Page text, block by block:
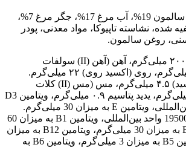
مرغ 40%، سالمون 19%، آب مرغ 17%، جگر مرغ 7%،
شده، نشاسته تاپیوکا، مواد معدنی، پودر
روغن سالمون.
تورین ۲۰۰۰ میلی‌گرم، آهن (آهن (II) سولفات
مونوهیدرات) ۱۷.۵ میلی‌گرم، روی (اکسید روی) ۲۲ میلی‌گرم.
منگنز (منگنز (II) اکسید) ۴.۵ میلی‌گرم، مس (مس (II) کلات
گلیسین هیدرات) ۳ میلی‌گرم، یدید پتاسیم ۰.۹ میلی‌گرم، ویتامین D3
به میزان 390 واحد بین‌المللی، ویتامین E به میزان 30 میلی‌گرم.
ویتامین A به میزان 19500 واحد بین‌المللی، ویتامین B1 به میزان 60
میلی‌گرم. ویتامین B3 به میزان 30 میلی‌گرم، ویتامین B12 به میزان
0.12 میلی‌گرم، ویتامین B5 به میزان 3 میلی‌گرم، ویتامین B6 به